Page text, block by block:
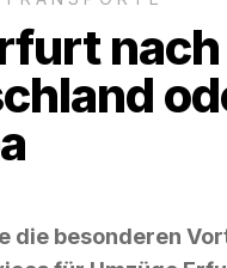
nach
die besonderen